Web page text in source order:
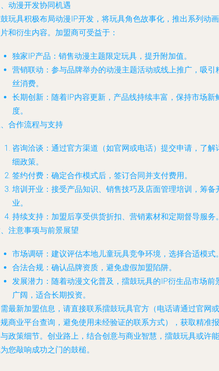
动漫开发协同机遇
玩具积极布局动漫IP开发，将玩具角色故事化，推出系列动画
和衍生内容。加盟商可受益于：
独家IP产品：销售动漫主题限定玩具，提升附加值。
营销联动：参与品牌举办的动漫主题活动或线上推广，吸引
丝消费。
长期创新：随着IP内容更新，产品线持续丰富，保持市场新
度。
合作流程与支持
咨询洽谈：通过官方渠道（如官网或电话）提交申请，了解
细政策。
签约付费：确定合作模式后，签订合同并支付费用。
培训开业：接受产品知识、销售技巧及店面管理培训，筹备
业。
持续支持：加盟后享受供货折扣、营销素材和定期督导服务
注意事项与前景展望
市场调研：建议评估本地儿童玩具竞争环境，选择合适模式
合法合规：确认品牌资质，避免虚假加盟陷阱。
发展潜力：随着动漫文化普及，擂鼓玩具的IP衍生品市场前
广阔，适合长期投资。
最新加盟信息，请直接联系擂鼓玩具官方（电话请通过官网或
商业平台查询，避免使用未经验证的联系方式），获取精准报
政策细节。创业路上，结合创意与商业智慧，擂鼓玩具或许能
您敲响成功之门的鼓槌。